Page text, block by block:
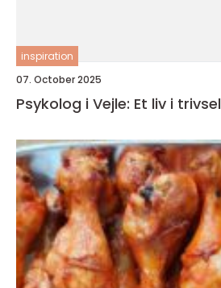
inspiration
07. October 2025
Psykolog i Vejle: Et liv i trivsel